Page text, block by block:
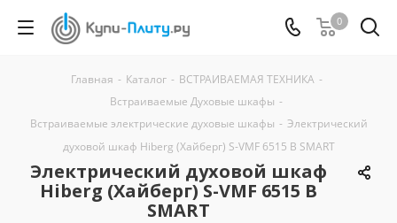
0
Главная - Каталог - ВСТРАИВАЕМАЯ ТЕХНИКА -
Встраиваемые Духовые шкафы -
Встраиваемые электрические духовые шкафы - Электрический
духовой шкаф Hiberg (Хайберг) S-VMF 6515 B SMART
Электрический духовой шкаф
Hiberg (Хайберг) S-VMF 6515 B
SMART